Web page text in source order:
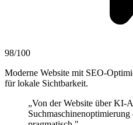
98/100
Moderne Website mit SEO-
für lokale Sichtbarkeit.
„Von der Website über KI-